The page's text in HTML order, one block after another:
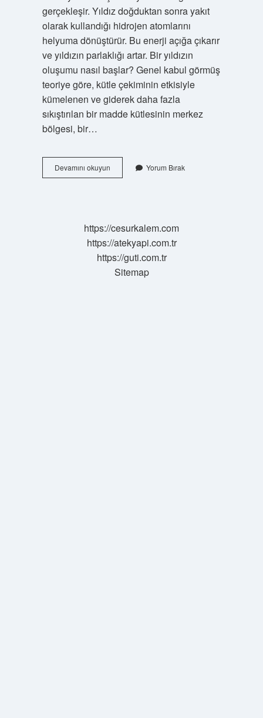
gerçekleşir. Yıldız doğduktan sonra yakıt
olarak kullandığı hidrojen atomlarını
helyuma dönüştürür. Bu enerji açığa çıkarır
ve yıldızın parlaklığı artar. Bir yıldızın
oluşumu nasıl başlar? Genel kabul görmüş
teoriye göre, kütle çekiminin etkisiyle
kümelenen ve giderek daha fazla
sıkıştırılan bir madde kütlesinin merkez
bölgesi, bir…
Devamını okuyunYıldızın
Doğuşu
Yorum Bırak
https://cesurkalem.com
https://atekyapi.com.tr
https://guti.com.tr
Sitemap